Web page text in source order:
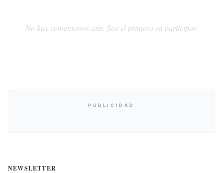
No hay comentarios aún. Sea el primero en participar.
PUBLICIDAD
NEWSLETTER